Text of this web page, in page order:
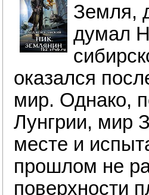
Земля,
думал
оказался
мир. Однако,
Лунгрии, мир
месте и
прошлом не
поверхности